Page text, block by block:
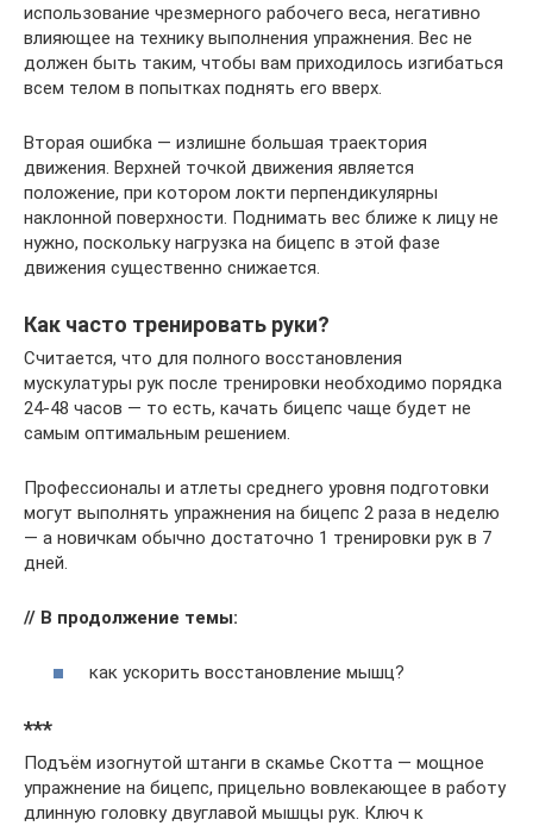
использование чрезмерного рабочего веса, негативно
влияющее на технику выполнения упражнения. Вес не
должен быть таким, чтобы вам приходилось изгибаться
всем телом в попытках поднять его вверх.
Вторая ошибка — излишне большая траектория
движения. Верхней точкой движения является
положение, при котором локти перпендикулярны
наклонной поверхности. Поднимать вес ближе к лицу не
нужно, поскольку нагрузка на бицепс в этой фазе
движения существенно снижается.
Как часто тренировать руки?
Считается, что для полного восстановления
мускулатуры рук после тренировки необходимо порядка
24-48 часов — то есть, качать бицепс чаще будет не
самым оптимальным решением.
Профессионалы и атлеты среднего уровня подготовки
могут выполнять упражнения на бицепс 2 раза в неделю
— а новичкам обычно достаточно 1 тренировки рук в 7
дней.
// В продолжение темы:
как ускорить восстановление мышц?
***
Подъём изогнутой штанги в скамье Скотта — мощное
упражнение на бицепс, прицельно вовлекающее в работу
длинную головку двуглавой мышцы рук. Ключ к